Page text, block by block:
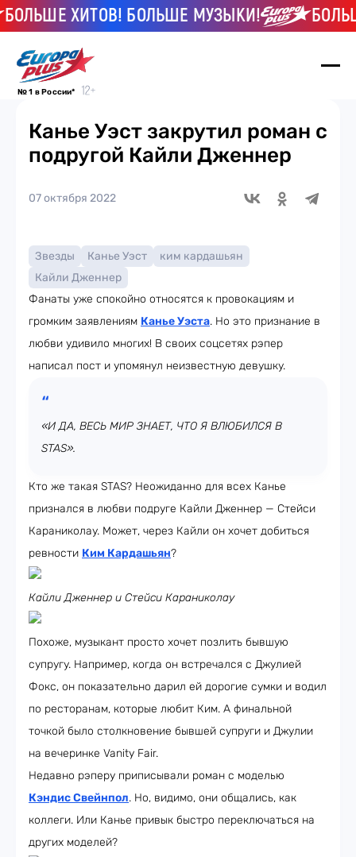
ХИТОВ! БОЛЬШЕ МУЗЫКИ!
№ 1 в России*
Канье Уэст закрутил роман с
подругой Кайли Дженнер
07 октября 2022
Звезды Канье Уэст
ким кардашьян
Кайли Дженнер
Фанаты уже спокойно относятся к провокациям и
громким заявлениям Канье Уэста. Но это признание в
любви удивило многих! В своих соцсетях рэпер
написал пост и упомянул неизвестную девушку.
«И ДА, ВЕСЬ МИР ЗНАЕТ, ЧТО Я ВЛЮБИЛСЯ В
STAS».
Кто же такая STAS? Неожиданно для всех Канье
признался в любви подруге Кайли Дженнер — Стейси
Караниколау. Может, через Кайли он хочет добиться
ревности Ким Кардашьян?
Кайли Дженнер и Стейси Караниколау
Похоже, музыкант просто хочет позлить бывшую
супругу. Например, когда он встречался с Джулией
Фокс, он показательно дарил ей дорогие сумки и водил
по ресторанам, которые любит Ким. А финальной
точкой было столкновение бывшей супруги и Джулии
на вечеринке Vanity Fair.
Недавно рэперу приписывали роман с моделью
Кэндис Свейнпол. Но, видимо, они общались, как
коллеги. Или Канье привык быстро переключаться на
других моделей?